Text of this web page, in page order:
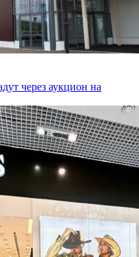
через аукцион на